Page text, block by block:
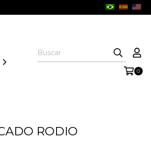
COLEÇÃO AURORA COLEÇÃO FORM
0
RODIO